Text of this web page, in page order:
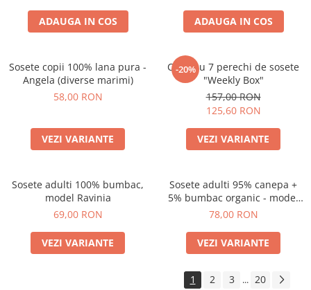
ADAUGA IN COS ADAUGA IN COS
Sosete copii 100% lana pura -
Angela (diverse marimi)
58,00 RON
VEZI VARIANTE
-20%
Cutie cu 7 perechi de sosete
"Weekly Box"
157,00 RON
125,60 RON
VEZI VARIANTE
Sosete adulti 100% bumbac,
model Ravinia
69,00 RON
VEZI VARIANTE
Sosete adulti 95% canepa +
5% bumbac organic - model
Paola (diverse marimi)
78,00 RON
VEZI VARIANTE
1 2 3 ... 20